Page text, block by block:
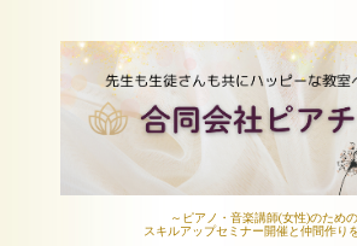
～ピアノ・音楽講師(女性)のため
スキルアップセミナー開催と仲間作り